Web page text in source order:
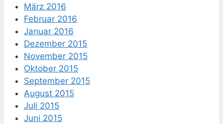
März 2016
Februar 2016
Januar 2016
Dezember 2015
November 2015
Oktober 2015
September 2015
August 2015
Juli 2015
Juni 2015